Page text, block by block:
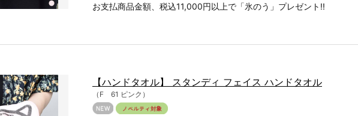
お支払商品金額、税込11,000円以上で「氷のう」プレゼント!!
【ハンドタオル】 スタンディ フェイス ハンドタオル
（F 61 ピンク）